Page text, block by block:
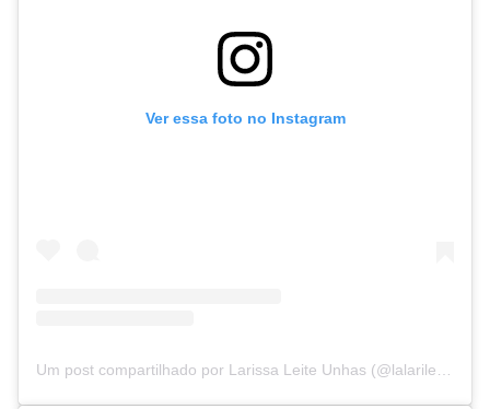
Ver essa foto no Instagram